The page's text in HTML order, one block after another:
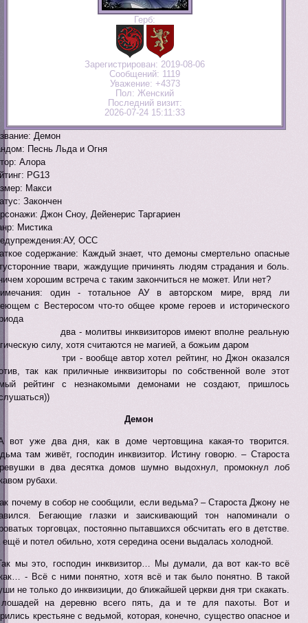
Герб:
Зарегистрирован: 2019-08-06
Сообщений: 1119
Уважение: +4373
Пол: Женский
Последний визит:
2026-07-24 15:11:33
Демон
Песнь Льда и Огня
Алора
PG13
Макси
Закончен
Джон Сноу, Дейенерис Таргариен
Мистика
ОСС
содержание: Каждый знает, что демоны смертельно опасные
твари, жаждущие причинять людям страдания и боль.
хорошим встреча с таким закончиться не может. Или нет?
один - тотальное АУ в авторском мире, вряд ли
с Вестеросом что-то общее кроме героев и исторического
- молитвы инквизиторов имеют вполне реальную
силу, хотя считаются не магией, а божьим даром
- вообще автор хотел рейтинг, но Джон оказался
так как приличные инквизиторы по собственной воле этот
рейтинг с незнакомыми демонами не создают, пришлось
Демон
вот уже два дня, как в доме чертовщина какая-то творится.
там живёт, господин инквизитор. Истину говорю. – Староста
в два десятка домов шумно выдохнул, промокнул лоб
рубахи.
почему в собор не сообщили, если ведьма? – Староста Джону не
Бегающие глазки и заискивающий тон напоминали о
торговцах, постоянно пытавшихся обсчитать его в детстве.
и потел обильно, хотя середина осени выдалась холодной.
мы это, господин инквизитор… Мы думали, да вот как-то всё
- Всё с ними понятно, хотя всё и так было понятно. В такой
не только до инквизиции, до ближайшей церкви дня три скакать.
на деревню всего пять, да и те для пахоты. Вот и
крестьяне с ведьмой, которая, конечно, существо опасное и